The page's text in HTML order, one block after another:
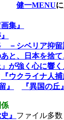
健一MENU
集』
－シベリア抑留
あと、日本を捨
が強く心に響く
『ウクライナ人
』 『異国の丘』
』 ファイル多数